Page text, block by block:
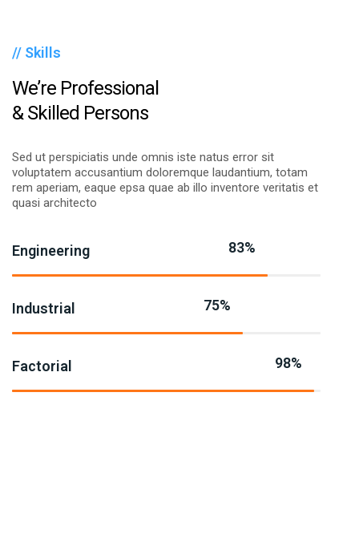
// Skills
We’re Professional
& Skilled Persons
Sed ut perspiciatis unde omnis iste natus error sit
voluptatem accusantium doloremque laudantium, totam
rem aperiam, eaque epsa quae ab illo inventore veritatis et
quasi architecto
Engineering 83%
Industrial 75%
Factorial 98%